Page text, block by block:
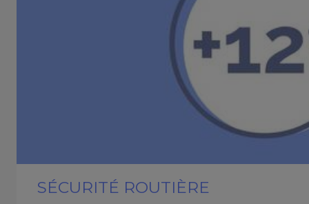
SÉCURITÉ ROUTIÈRE